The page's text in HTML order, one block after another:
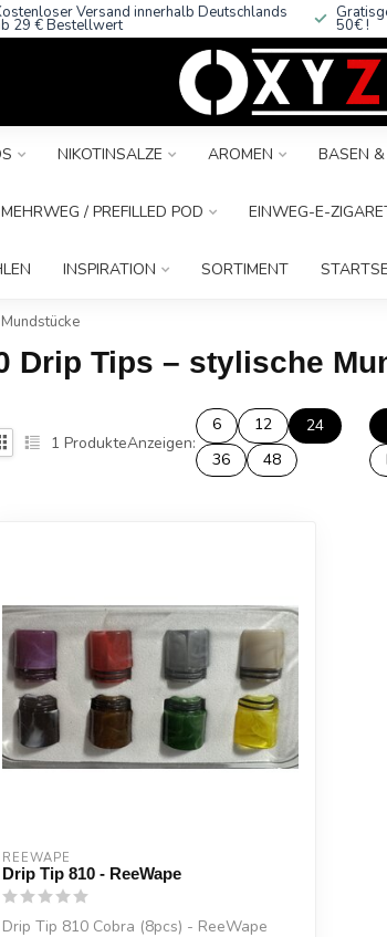
Versand innerhalb Deutschlands
29 € Bestellwert 50€ !
NIKOTINSALZE AROMEN BASEN
MEHRWEG / PREFILLED POD EINWEG-E-
INSPIRATION SORTIMENT
Drip Tips – stylische
1 ProdukteAnzeigen:
6 12
24
36
48
REEWAPE
Drip Tip 810 - ReeWape
Drip Tip 810 Cobra (8pcs) - ReeWape